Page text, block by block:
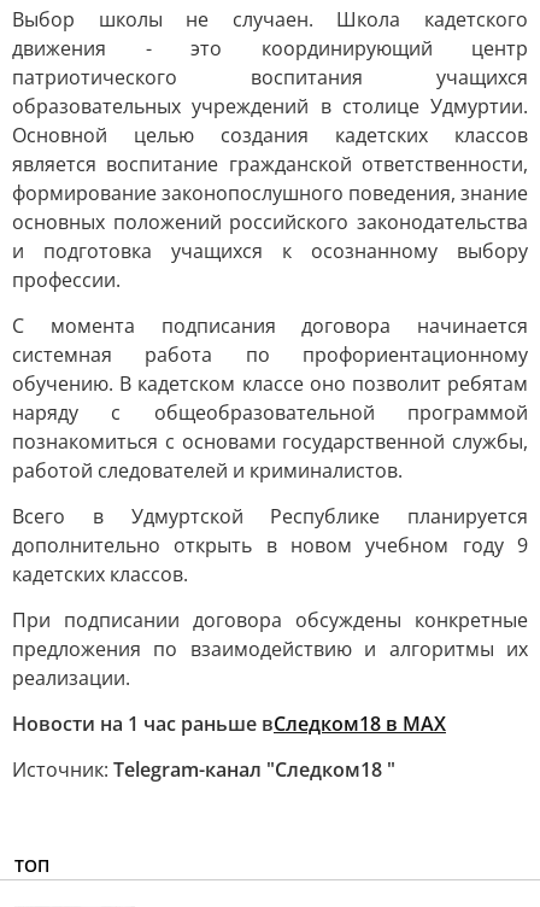
Выбор школы не случаен. Школа кадетского
движения - это координирующий центр
патриотического воспитания учащихся
образовательных учреждений в столице Удмуртии.
Основной целью создания кадетских классов
является воспитание гражданской ответственности,
формирование законопослушного поведения, знание
основных положений российского законодательства
и подготовка учащихся к осознанному выбору
профессии.
С момента подписания договора начинается
системная работа по профориентационному
обучению. В кадетском классе оно позволит ребятам
наряду с общеобразовательной программой
познакомиться с основами государственной службы,
работой следователей и криминалистов.
Всего в Удмуртской Республике планируется
дополнительно открыть в новом учебном году 9
кадетских классов.
При подписании договора обсуждены конкретные
предложения по взаимодействию и алгоритмы их
реализации.
Новости на 1 час раньше вСледком18 в MAX
Источник: Telegram-канал "Следком18 "
ТОП